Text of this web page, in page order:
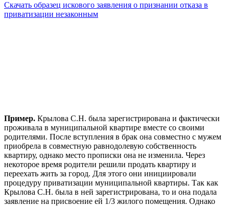
Скачать образец искового заявления о признании отказа в
приватизации незаконным
Пример. Крылова С.Н. была зарегистрирована и фактически
проживала в муниципальной квартире вместе со своими
родителями. После вступления в брак она совместно с мужем
приобрела в совместную равнодолевую собственность
квартиру, однако место прописки она не изменила. Через
некоторое время родители решили продать квартиру и
переехать жить за город. Для этого они инициировали
процедуру приватизации муниципальной квартиры. Так как
Крылова С.Н. была в ней зарегистрирована, то и она подала
заявление на присвоение ей 1/3 жилого помещения. Однако